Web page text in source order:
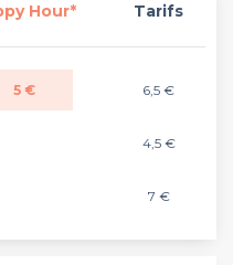
Hour* Tarifs
5 € 6,5 €
4,5 €
7 €